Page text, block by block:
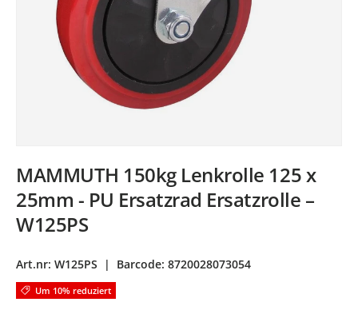
MAMMUTH 150kg Lenkrolle 125 x
25mm - PU Ersatzrad Ersatzrolle –
W125PS
Art.nr: W125PS | Barcode: 8720028073054
Um 10% reduziert